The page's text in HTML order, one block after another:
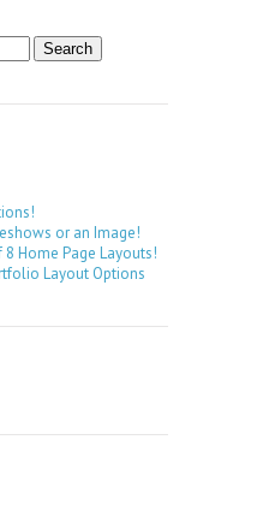
or an Image!
Home Page Layouts!
Layout Options